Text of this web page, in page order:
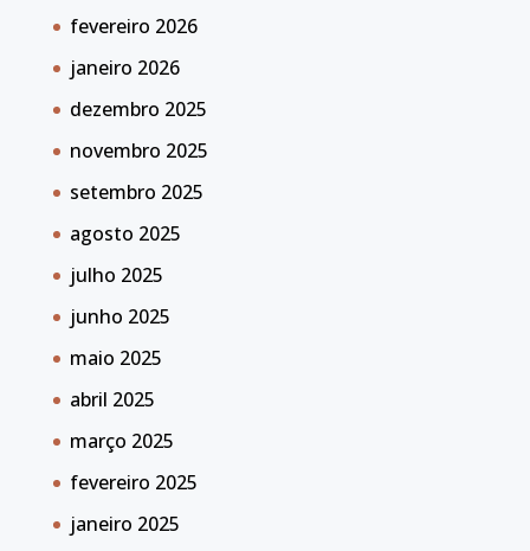
fevereiro 2026
janeiro 2026
dezembro 2025
novembro 2025
setembro 2025
agosto 2025
julho 2025
junho 2025
maio 2025
abril 2025
março 2025
fevereiro 2025
janeiro 2025